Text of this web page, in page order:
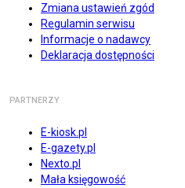
Zmiana ustawień zgód
Regulamin serwisu
Informacje o nadawcy
Deklaracja dostępności
PARTNERZY
E-kiosk.pl
E-gazety.pl
Nexto.pl
Mała księgowość